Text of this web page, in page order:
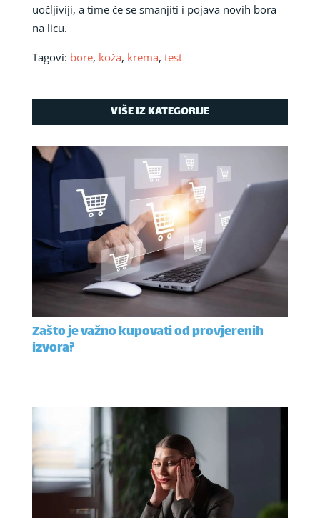
uočljiviji, a time će se smanjiti i pojava novih bora
na licu.
Tagovi: bore, koža, krema, test
VIŠE IZ KATEGORIJE
Zašto je važno kupovati od provjerenih
izvora?